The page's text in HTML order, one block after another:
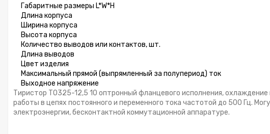
Габаритные размеры L*W*H
Длина корпуса
Ширина корпуса
Высота корпуса
Количество выводов или контактов, шт.
Длина выводов
Цвет изделия
Максимальный прямой (выпрямленный за полупериод) ток
Выходное напряжение
Тиристор ТО325-12,5 10 оптронный фланцевого исполнения,
работы в цепях постоянного и переменного тока частотой до 500 Гц.
электроэнергии, бесконтактной коммутационной аппаратуре.